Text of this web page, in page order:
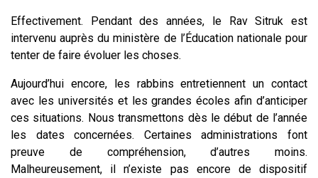
Effectivement. Pendant des années, le Rav Sitruk est
intervenu auprès du ministère de l’Éducation nationale pour
tenter de faire évoluer les choses.
Aujourd’hui encore, les rabbins entretiennent un contact
avec les universités et les grandes écoles afin d’anticiper
ces situations. Nous transmettons dès le début de l’année
les dates concernées. Certaines administrations font
preuve de compréhension, d’autres moins.
Malheureusement, il n’existe pas encore de dispositif